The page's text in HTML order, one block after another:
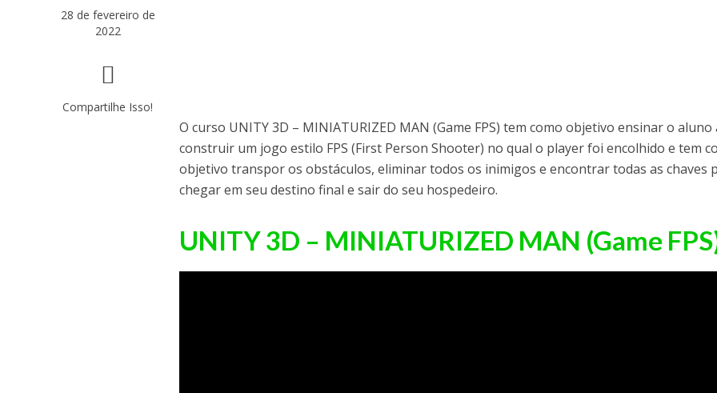
28 de fevereiro de
2022
Compartilhe Isso!
O curso UNITY 3D – MINIATURIZED MAN (Game FPS) tem como objetivo ensinar o aluno
construir um jogo estilo FPS (First Person Shooter) no qual o player foi encolhido e tem
objetivo transpor os obstáculos, eliminar todos os inimigos e encontrar todas as chaves
chegar em seu destino final e sair do seu hospedeiro.
UNITY 3D – MINIATURIZED MAN (Game